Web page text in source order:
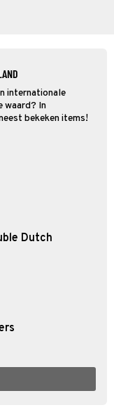
internationale
waard? In
bekeken items!
Dutch